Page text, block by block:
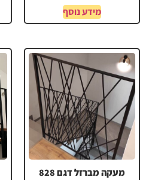
מידע נוסף
מעקה מברזל דגם 828